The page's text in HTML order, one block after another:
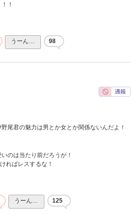
！
うーん… 98
尾君の魅力は男とか女とか関係ないんだよ！
のは当たり前だろうが！
ればレスするな！
うーん… 125